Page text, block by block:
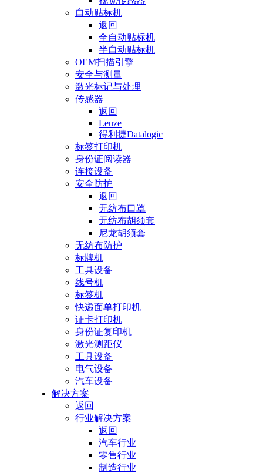
自动贴标机
返回
全自动贴标机
半自动贴标机
OEM扫描引擎
安全与测量
激光标记与处理
传感器
返回
Leuze
得利捷Datalogic
标签打印机
身份证阅读器
连接设备
安全防护
返回
无纺布口罩
无纺布胡须套
尼龙胡须套
无纺布防护
标牌机
工具设备
线号机
标签机
快递面单打印机
证卡打印机
身份证复印机
激光测距仪
工具设备
电气设备
汽车设备
解决方案
返回
行业解决方案
返回
汽车行业
零售行业
制造行业